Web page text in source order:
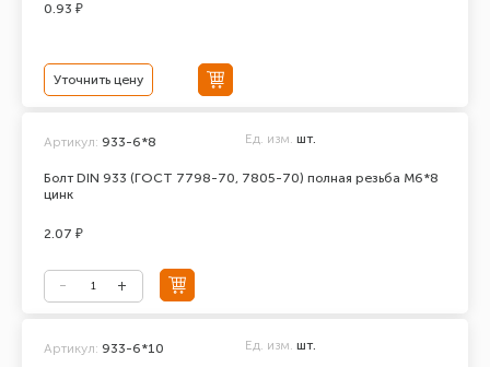
0.93 ₽
Уточнить цену
Болт DIN 933 (ГОСТ 7798-70, 7805-70) полная резьба М6*8
цинк
Артикул: 933-6*8 Ед. изм. шт.
2.07 ₽
Артикул: 933-6*10 Ед. изм. шт.